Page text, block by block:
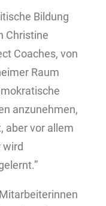
Bildung
Christine
Coaches, von
Raum
anzunehmen,
aber vor allem
wird